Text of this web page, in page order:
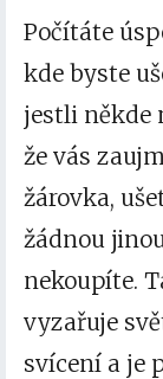
Počítáte
kde byste
jestli někde
že vás
žárovka,
žádnou
nekoupíte.
vyzařuje
svícení a je